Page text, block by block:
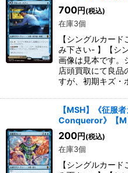
700円 (税込)
在庫3個
【シングルカー
み下さい- 】【シ
画像は見本です。
店頭買取にて良品
すが、初期キズ・
【MSH】《征服
Conqueror》【M
200円 (税込)
在庫3個
【シングルカー